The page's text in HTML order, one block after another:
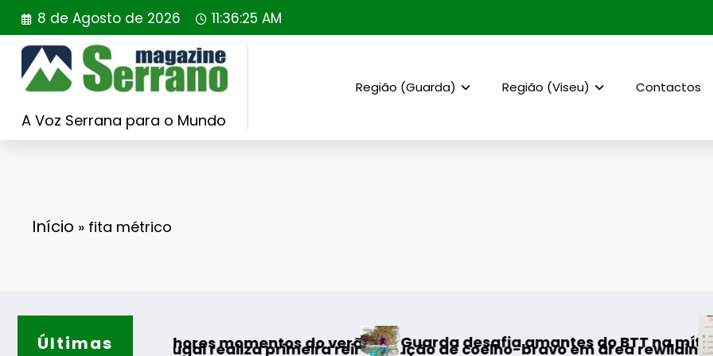
Saltar
para
conteúdo
8 de Agosto de 2026 11:36:26 AM
A Voz Serrana para o Mundo
Região (Guarda) Região (Viseu) Contactos
Início » fita métrico
Últimas
os melhores momentos do verão
Portugal realiza primeira reintrodução de coelho-bravo em área rewilding
Guarda desafia amantes do BTT na mítica Invernal
AF Viseu